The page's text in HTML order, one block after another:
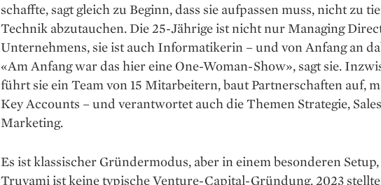
schaffte, sagt gleich zu Beginn, dass sie aufpassen muss, nicht zu
Technik abzutauchen. Die 25-Jährige ist nicht nur Managing
Unternehmens, sie ist auch Informatikerin – und von Anfang an
«Am Anfang war das hier eine One-Woman-Show», sagt sie.
führt sie ein Team von 15 Mitarbeitern, baut Partnerschaften auf,
Key Accounts – und verantwortet auch die Themen Strategie,
Marketing.
Es ist klassischer Gründermodus, aber in einem besonderen
Truvami ist keine typische Venture-Capital-Gründung. 2023 stellte